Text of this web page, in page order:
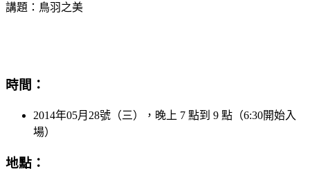
講題：鳥羽之美
時間：
2014年05月28號（三），晚上 7 點到 9 點（6:30開始入
場）
地點：